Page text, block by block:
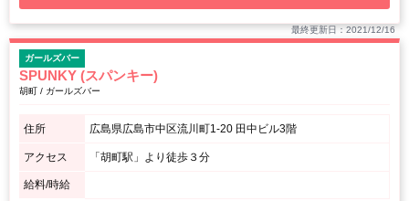
最終更新日：2021/12/16
ガールズバー
SPUNKY (スパンキー)
胡町 / ガールズバー
住所 広島県広島市中区流川町1-20 田中ビル3階
アクセス 「胡町駅」より徒歩３分
給料/時給